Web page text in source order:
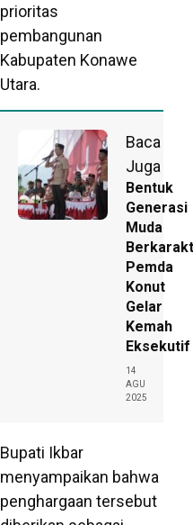
prioritas
pembangunan
Kabupaten Konawe
Utara.
Baca
Juga
Bentuk
Generasi
Muda
Pemda
Konut
Gelar
Kemah
Eksekutif
14
AGU
2025
Bupati Ikbar
menyampaikan bahwa
penghargaan tersebut